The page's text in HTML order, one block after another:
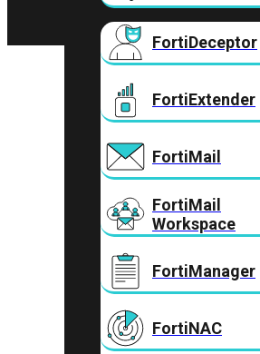
FortiDeceptor
FortiExtender
FortiMail
FortiMail
Workspace
FortiManager
FortiNAC